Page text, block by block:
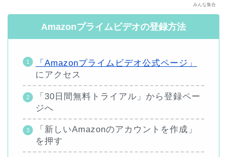
みんな集合
Amazonプライムビデオの登録方法
「Amazonプライムビデオ公式ページ」
にアクセス
「30日間無料トライアル」から登録ペー
ジへ
「新しいAmazonのアカウントを作成」
を押す